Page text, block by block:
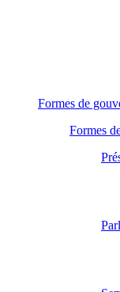
Formes de
Formes